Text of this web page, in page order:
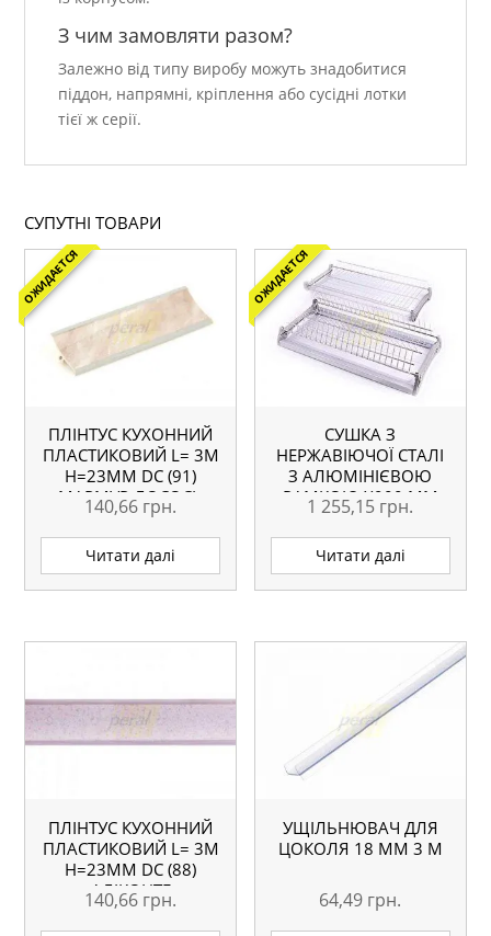
З чим замовляти разом?
Залежно від типу виробу можуть знадобитися
піддон, напрямні, кріплення або сусідні лотки
тієї ж серії.
СУПУТНІ ТОВАРИ
ОЖИДАЕТСЯ
ПЛІНТУС КУХОННИЙ
ПЛАСТИКОВИЙ L= 3М
H=23ММ DC (91)
МАРМУР ЛОСОСЬ
140,66 грн.
Читати далі
ОЖИДАЕТСЯ
СУШКА З
НЕРЖАВІЮЧОЇ СТАЛІ
З АЛЮМІНІЄВОЮ
РАМКОЮ Х900 ММ
1 255,15 грн.
Читати далі
ПЛІНТУС КУХОННИЙ
ПЛАСТИКОВИЙ L= 3М
H=23ММ DC (88)
АЛІКОНТЕ
140,66 грн.
УЩІЛЬНЮВАЧ ДЛЯ
ЦОКОЛЯ 18 ММ 3 М
64,49 грн.